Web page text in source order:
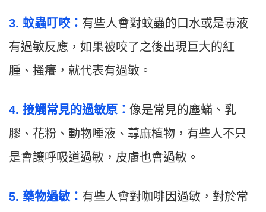
3. 蚊蟲叮咬： 有些人會對蚊蟲的口水或是毒液
有過敏反應，如果被咬了之後出現巨大的紅
腫、搔癢，就代表有過敏。
4. 接觸常見的過敏原： 像是常見的塵蟎、乳
膠、花粉、動物唾液、蕁麻植物，有些人不只
是會讓呼吸道過敏，皮膚也會過敏。
5. 藥物過敏： 有些人會對咖啡因過敏，對於常